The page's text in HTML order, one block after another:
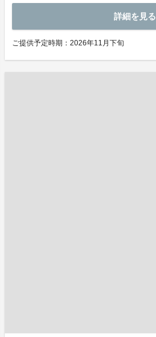
詳細を見る
ご提供予定時期：2026年11月下旬